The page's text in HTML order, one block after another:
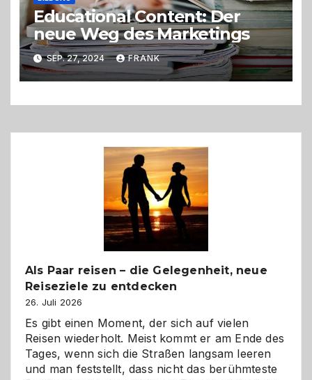
Educational Content: Der
neue Weg des Marketings
SEP. 27, 2024 FRANK
Als Paar reisen – die Gelegenheit, neue
Reiseziele zu entdecken
26. Juli 2026
Es gibt einen Moment, der sich auf vielen
Reisen wiederholt. Meist kommt er am Ende des
Tages, wenn sich die Straßen langsam leeren
und man feststellt, dass nicht das berühmteste